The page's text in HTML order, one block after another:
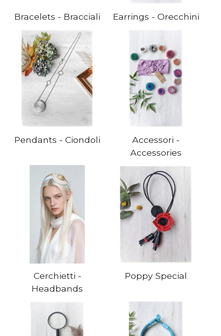
Bracelets - Bracciali Earrings - Orecchini
Pendants - Ciondoli
Accessori -
Accessories
Cerchietti -
Headbands
Poppy Special